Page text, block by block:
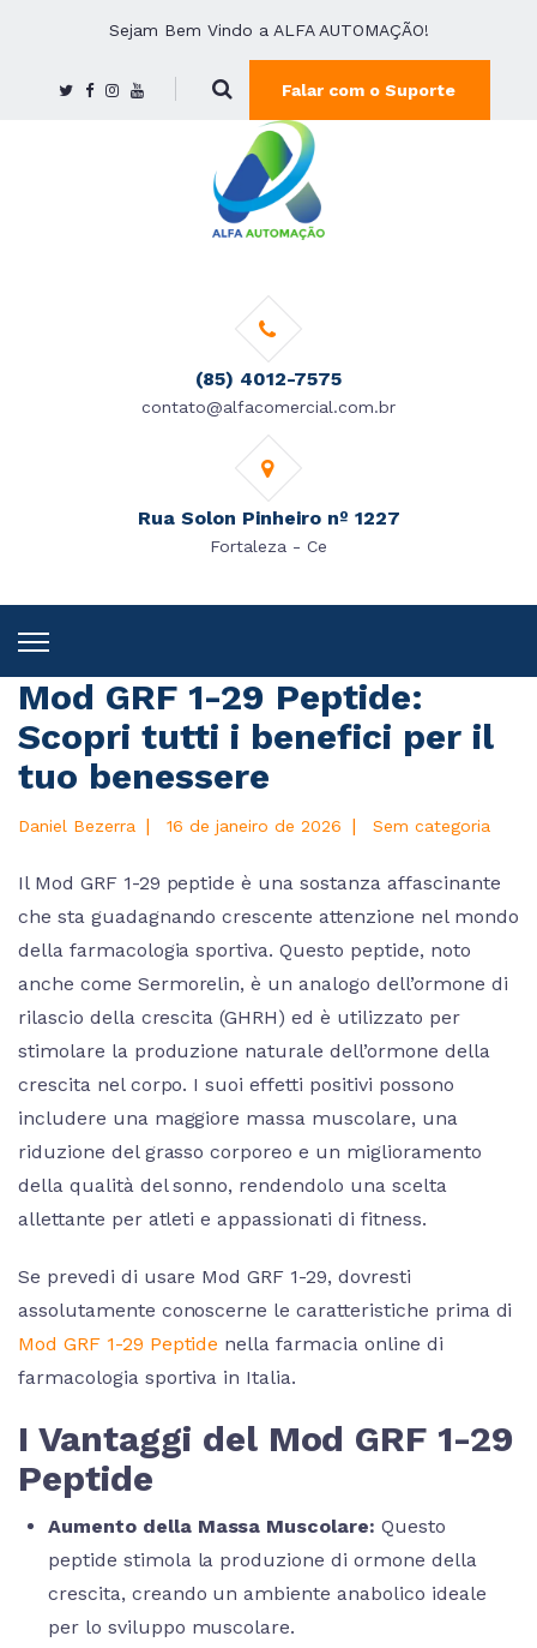
Sejam Bem Vindo a ALFA AUTOMAÇÃO!
Falar com o Suporte
(85) 4012-7575
contato@alfacomercial.com.br
Rua Solon Pinheiro nº 1227
Fortaleza - Ce
Mod GRF 1-29 Peptide:
Scopri tutti i benefici per il
tuo benessere
Daniel Bezerra | 16 de janeiro de 2026 | Sem categoria
Il Mod GRF 1-29 peptide è una sostanza affascinante
che sta guadagnando crescente attenzione nel mondo
della farmacologia sportiva. Questo peptide, noto
anche come Sermorelin, è un analogo dell’ormone di
rilascio della crescita (GHRH) ed è utilizzato per
stimolare la produzione naturale dell’ormone della
crescita nel corpo. I suoi effetti positivi possono
includere una maggiore massa muscolare, una
riduzione del grasso corporeo e un miglioramento
della qualità del sonno, rendendolo una scelta
allettante per atleti e appassionati di fitness.
Se prevedi di usare Mod GRF 1-29, dovresti
assolutamente conoscerne le caratteristiche prima di
Mod GRF 1-29 Peptide nella farmacia online di
farmacologia sportiva in Italia.
I Vantaggi del Mod GRF 1-29
Peptide
Aumento della Massa Muscolare: Questo
peptide stimola la produzione di ormone della
crescita, creando un ambiente anabolico ideale
per lo sviluppo muscolare.